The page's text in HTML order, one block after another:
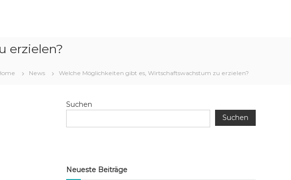
erzielen?
News Welche Möglichkeiten gibt es, Wirtschaftswachstum zu erzielen?
Suchen
Suchen
Neueste Beiträge